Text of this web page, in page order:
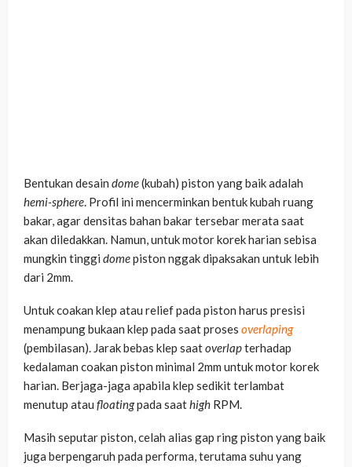
Bentukan desain dome(kubah) piston yang baik adalah
hemi-sphere. Profil ini mencerminkan bentuk kubah ruang
bakar, agar densitas bahan bakar tersebar merata saat
akan diledakkan. Namun, untuk motor korek harian sebisa
mungkin tinggi domepiston nggak dipaksakan untuk lebih
dari 2mm.
Untuk coakan klep atau relief pada piston harus presisi
menampung bukaan klep pada saat proses overlaping
(pembilasan). Jarak bebas klep saatoverlapterhadap
kedalaman coakan piston minimal 2mm untuk motor korek
harian. Berjaga-jaga apabila klep sedikit terlambat
menutup atau floatingpada saathigh RPM.
Masih seputar piston, celah alias gap ring piston yang baik
juga berpengaruh pada performa, terutama suhu yang